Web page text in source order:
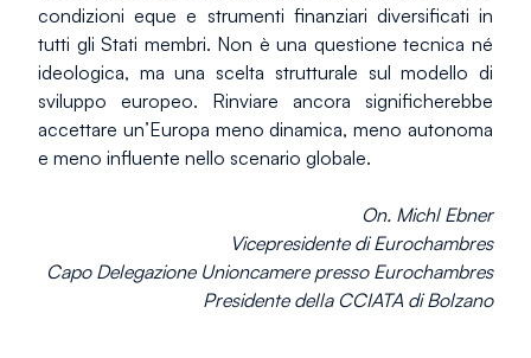
condizioni eque e strumenti finanziari diversificati in
tutti gli Stati membri. Non è una questione tecnica né
ideologica, ma una scelta strutturale sul modello di
sviluppo europeo. Rinviare ancora significherebbe
accettare un’Europa meno dinamica, meno autonoma
e meno influente nello scenario globale.
On. Michl Ebner
Vicepresidente di Eurochambres
Capo Delegazione Unioncamere presso Eurochambres
Presidente della CCIATA di Bolzano